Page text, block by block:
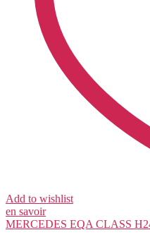
Add to wishlist
en savoir
MERCEDES EQA CLASS